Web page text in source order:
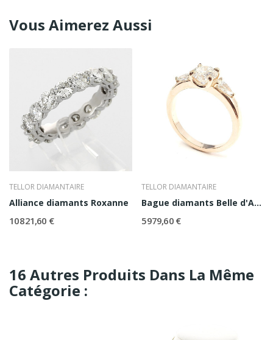
Vous Aimerez Aussi
TELLOR DIAMANTAIRE
Alliance diamants Roxanne
10 821,60 €
TELLOR DIAMANTAIRE
Bague diamants Belle d'Amour
5 979,60 €
16 Autres Produits Dans La Même
Catégorie :